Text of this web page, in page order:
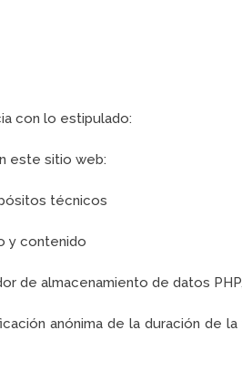
con lo estipulado:
este sitio web:
técnicos
y contenido
de almacenamiento de datos
anónima de la duración de